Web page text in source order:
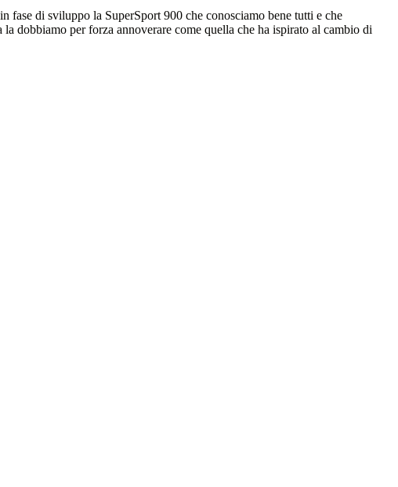
fase di sviluppo la SuperSport 900 che conosciamo bene tutti e che
la dobbiamo per forza annoverare come quella che ha ispirato al cambio di